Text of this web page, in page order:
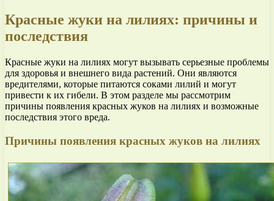
Красные жуки на лилиях: причины и
последствия
Красные жуки на лилиях могут вызывать серьезные проблемы
для здоровья и внешнего вида растений. Они являются
вредителями, которые питаются соками лилий и могут
привести к их гибели. В этом разделе мы рассмотрим
причины появления красных жуков на лилиях и возможные
последствия этого вреда.
Причины появления красных жуков на лилиях